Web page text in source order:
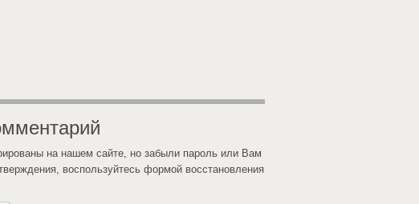
на нашем сайте, но забыли пароль или Вам
воспользуйтесь формой восстановления